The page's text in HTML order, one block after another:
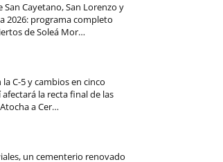
San Cayetano, San Lorenzo y
2026: programa completo
de Soleá Mor…
la C-5 y cambios en cinco
afectará la recta final de las
a Cer…
un cementerio renovado